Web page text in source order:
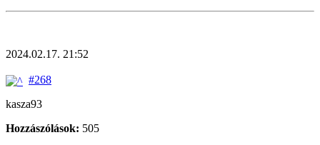
2024.02.17. 21:52
#268
kasza93
Hozzászólások: 505